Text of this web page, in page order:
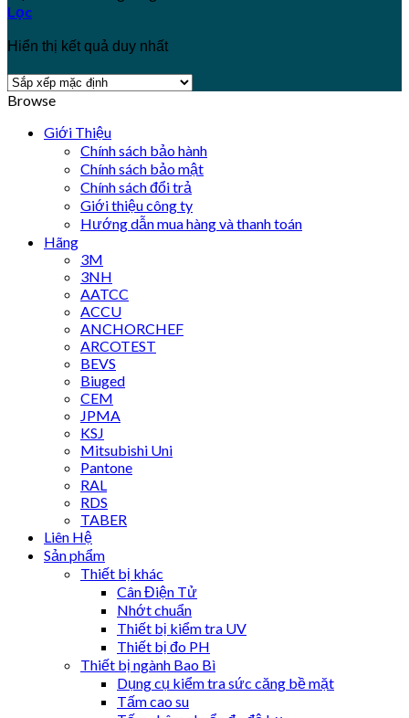
Lọc
Hiển thị kết quả duy nhất
Browse
Giới Thiệu
Chính sách bảo hành
Chính sách bảo mật
Chính sách đổi trả
Giới thiệu công ty
Hướng dẫn mua hàng và thanh toán
Hãng
3M
3NH
AATCC
ACCU
ANCHORCHEF
ARCOTEST
BEVS
Biuged
CEM
JPMA
KSJ
Mitsubishi Uni
Pantone
RAL
RDS
TABER
Liên Hệ
Sản phẩm
Thiết bị khác
Cân Điện Tử
Nhớt chuẩn
Thiết bị kiểm tra UV
Thiết bị đo PH
Thiết bị ngành Bao Bì
Dụng cụ kiểm tra sức căng bề mặt
Tấm cao su